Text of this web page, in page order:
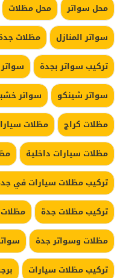
محل سواتر
محل مظلات
سواتر المنازل
مظلات
تركيب سواتر بجدة
سواتر شينكو
سواتر
مظلات كراج
مظلات
مظلات سيارات داخلية
تركيب مظلات سيارات في
تركيب مظلات جدة
مظلات وسواتر جدة
تركيب مظلات سيارات